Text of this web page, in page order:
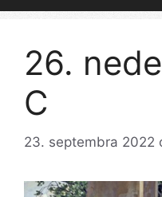
26.
C
23. septembra 2022